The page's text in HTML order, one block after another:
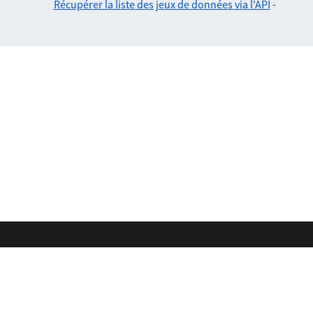
Récupérer la liste des jeux de données via l'API -